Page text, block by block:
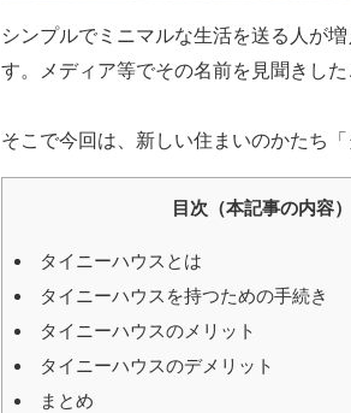
シンプルでミニマルな生活を送る人が
す。メディア等でその名前を見聞きし
そこで今回は、新しい住まいのかたち
目次（本記事の内容）
タイニーハウスとは
タイニーハウスを持つための手続き
タイニーハウスのメリット
タイニーハウスのデメリット
まとめ